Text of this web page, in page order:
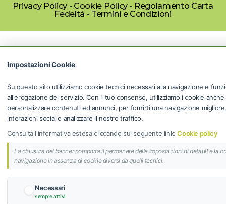
Privacy Policy - Cookie Policy- Regolamento Carta
Fedeltà - Termini e Condizioni
Impostazioni Cookie
Su questo sito utilizziamo cookie tecnici necessari alla navigazione e
all'erogazione del servizio. Con il tuo consenso, utilizziamo i cookie
personalizzare contenuti ed annunci, per fornirti una navigazione
interazioni social e analizzare il nostro traffico.
Consulta l'informativa estesa cliccando sul seguente link:Cookie policy
La chiusura del banner comporta il permanere delle impostazioni di default e la
navigazione in assenza di cookie diversi da quelli tecnici.
Necessari
sempre attivi